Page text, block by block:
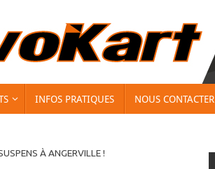
INFOS PRATIQUES NOUS CONTACTER
À ANGERVILLE !